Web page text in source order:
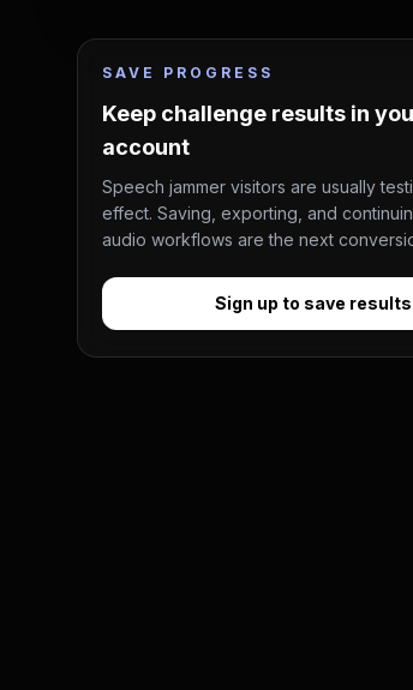
SAVE PROGRESS
Keep challenge results in
account
Speech jammer visitors are usually
effect. Saving, exporting, and
audio workflows are the next
Sign up to save results